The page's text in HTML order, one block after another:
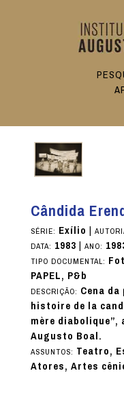
Cândida
SÉRIE: Exílio |
DATA: 1983| ANO:
TIPO DOCUMENTAL:
PAPEL, P&b
DESCRIÇÃO: Cena
histoire de la
mère
Augusto Boal.
ASSUNTOS: Teatro,
Atores, Artes